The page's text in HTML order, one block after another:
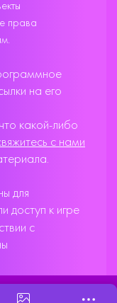
права
на его
какой-либо
с нами
для
доступ к игре
с